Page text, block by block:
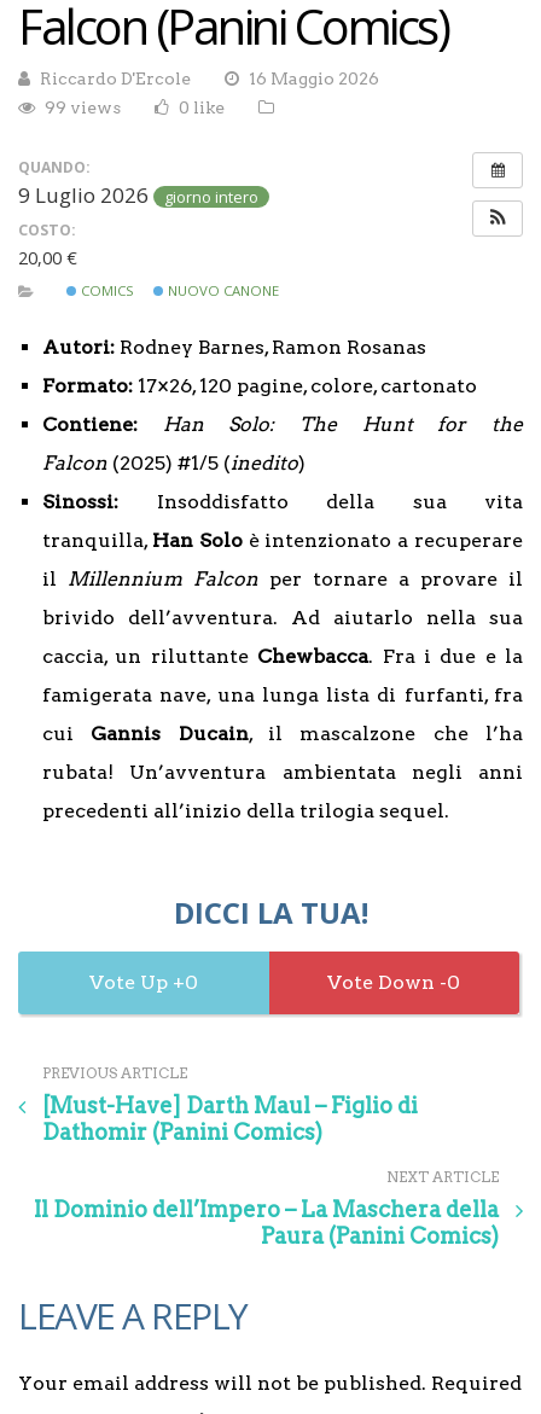
Falcon (Panini Comics)
Riccardo D'Ercole
16 Maggio 2026
99 views
0 like
QUANDO:
9 Luglio 2026 giorno intero
COSTO:
20,00 €
COMICS NUOVO CANONE
Autori: Rodney Barnes, Ramon Rosanas
Formato: 17×26, 120 pagine, colore, cartonato
Contiene:
Han Solo: The Hunt for the
Falcon (2025) #1/5 (inedito)
Sinossi: Insoddisfatto della sua vita
tranquilla, Han Soloè intenzionato a recuperare
il Millennium Falcon per tornare a provare il
brivido dell’avventura. Ad aiutarlo nella sua
caccia, un riluttante Chewbacca. Fra i due e la
famigerata nave, una lunga lista di furfanti, fra
cui Gannis Ducain, il mascalzone che l’ha
rubata! Un’avventura ambientata negli anni
precedenti all’inizio della trilogia sequel.
DICCI LA TUA!
0 0
PREVIOUS ARTICLE
[Must-Have] Darth Maul – Figlio di
Dathomir (Panini Comics)
NEXT ARTICLE
Il Dominio dell’Impero – La Maschera della
Paura (Panini Comics)
LEAVE A REPLY
Your email address will not be published. Required